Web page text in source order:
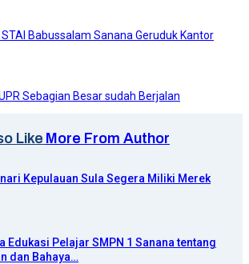
Babussalam Sanana Geruduk Kantor
Sebagian Besar sudah Berjalan
Like More From Author
Kepulauan Sula Segera Miliki Merek
Edukasi Pelajar SMPN 1 Sanana tentang
dan Bahaya…